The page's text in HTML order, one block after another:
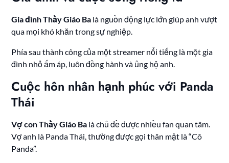
Gia đình Thầy Giáo Ba là nguồn động lực lớn giúp anh vượt
qua mọi khó khăn trong sự nghiệp.
Phía sau thành công của một streamer nổi tiếng là một gia
đình nhỏ ấm áp, luôn đồng hành và ủng hộ anh.
Cuộc hôn nhân hạnh phúc với Panda
Thái
Vợ con Thầy Giáo Ba là chủ đề được nhiều fan quan tâm.
Vợ anh là Panda Thái, thường được gọi thân mật là “Cô
Panda”.